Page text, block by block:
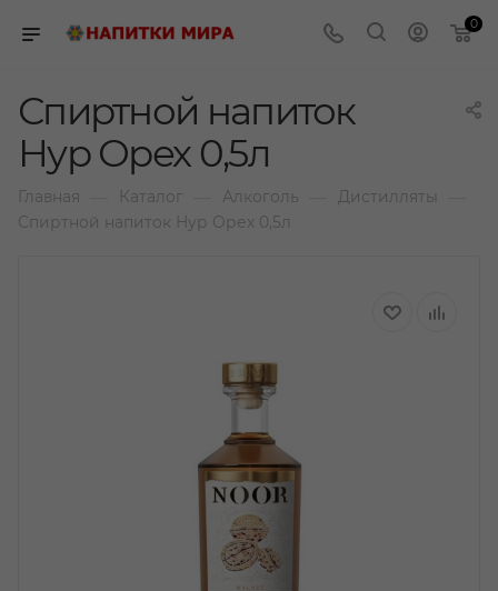
0
Спиртной напиток
Нур Орех 0,5л
Главная Каталог Алкоголь Дистилляты
Спиртной напиток Нур Орех 0,5л